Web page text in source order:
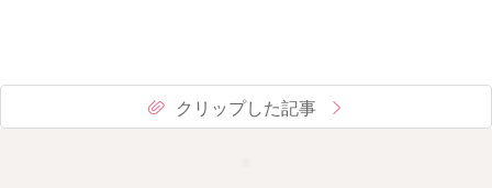
クリップした記事